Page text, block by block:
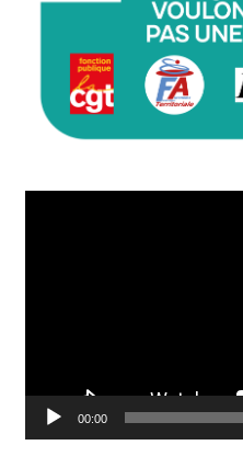
00:00